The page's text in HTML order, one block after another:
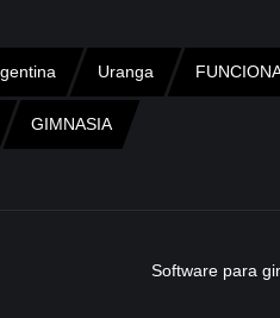
Uranga
GIMNASIA
Software para